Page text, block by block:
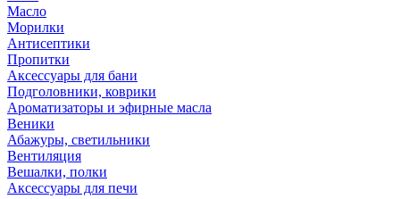
Масло
Морилки
Антисептики
Пропитки
Аксессуары для бани
Подголовники, коврики
Ароматизаторы и эфирные масла
Веники
Абажуры, светильники
Вентиляция
Вешалки, полки
Аксессуары для печи